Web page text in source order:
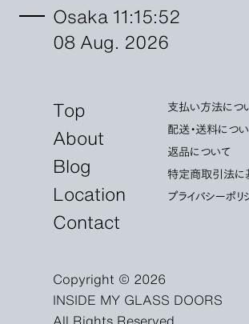
Osaka 11:15:53
08 Aug. 2026
Top
About
Blog
Location
Contact
支払い方法につ
配送・送料につ
返品について
特定商取引法に
プライバシーポリ
Copyright © 2026
INSIDE MY GLASS DOORS